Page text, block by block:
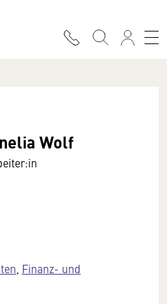
Wolf
Finanz- und